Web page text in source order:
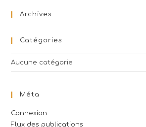
Archives
Catégories
Aucune catégorie
Méta
Connexion
Flux des publications